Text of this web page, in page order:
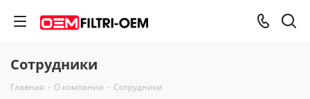
Сотрудники
Главная - О компании - Сотрудники